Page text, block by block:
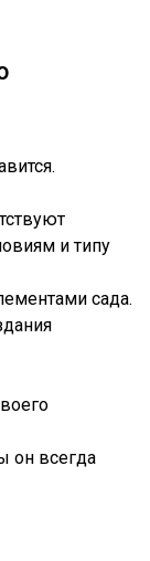
и типу
сада.
он всегда